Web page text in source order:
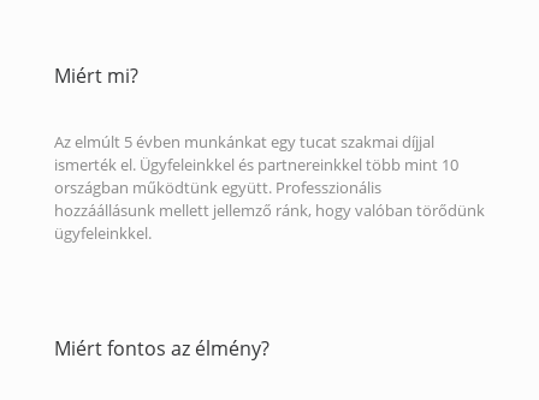
Miért mi?
Az elmúlt 5 évben munkánkat egy tucat szakmai díjjal
ismerték el. Ügyfeleinkkel és partnereinkkel több mint 10
országban működtünk együtt. Professzionális
hozzáállásunk mellett jellemző ránk, hogy valóban törődünk
ügyfeleinkkel.
Miért fontos az élmény?